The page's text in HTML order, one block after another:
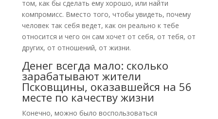
том, как бы сделать ему хорошо, или найти
компромисс. Вместо того, чтобы увидеть, почему
человек так себя ведет, как он реально к тебе
относится и чего он сам хочет от себя, от тебя, от
других, от отношений, от жизни.
Денег всегда мало: сколько
зарабатывают жители
Псковщины, оказавшейся на 56
месте по качеству жизни
Конечно, можно было воспользоваться